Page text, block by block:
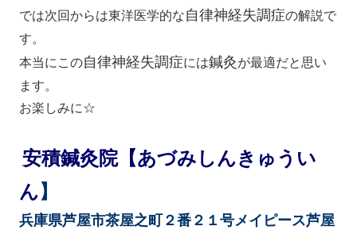
では次回からは東洋医学的な自律神経失調症の解説で
す。
本当にこの自律神経失調症には鍼灸が最適だと思い
ます。
お楽しみに☆
安積鍼灸院【あづみしんきゅうい
ん】
兵庫県芦屋市茶屋之町２番２１号メイピース芦屋